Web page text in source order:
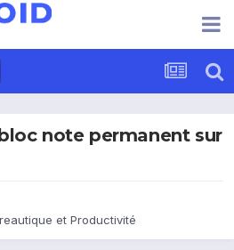
note permanent sur
et Productivité